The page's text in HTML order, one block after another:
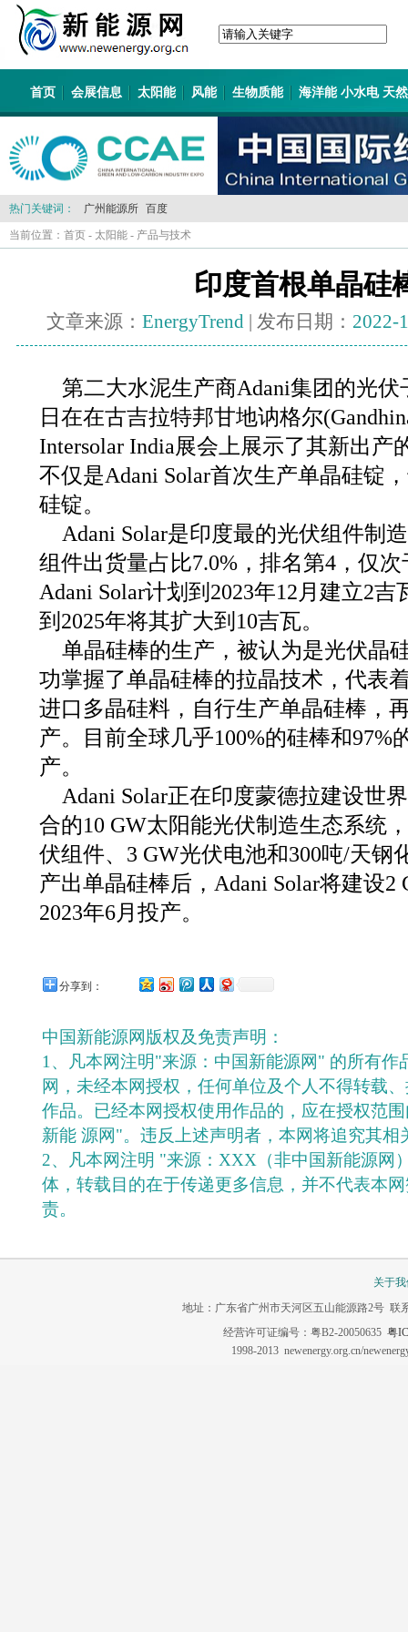
首页 会展信息 太阳能 风能 生物质能 海洋能 小水电 天
热门关键词： 广州能源所 百度
当前位置： 首页 - 太阳能 - 产品与技术
印度首根单晶硅
文章来源： EnergyTrend | 发布日期： 2022-
第二大水泥生产商Adani集团的光伏
日在在古吉拉特邦甘地讷格尔
Intersolar India展会上展示了其新出产
不仅是Adani Solar首次生产单晶硅锭
硅锭。
Adani Solar是印度最的光伏组件制
组件出货量占比7.0%，排名第4，仅
Adani Solar计划到2023年12月建立2
到2025年将其扩大到10吉瓦。
单晶硅棒的生产，被认为是光伏晶
功掌握了单晶硅棒的拉晶技术，代表
进口多晶硅料，自行生产单晶硅棒，
产。目前全球几乎100%的硅棒和97%
产。
Adani Solar正在印度蒙德拉建设世
合的10 GW太阳能光伏制造生态系统
伏组件、3 GW光伏电池和300吨/天钢
产出单晶硅棒后，Adani Solar将建设
2023年6月投产。
分享到：
中国新能源网版权及免责声明：
1、凡本网注明"来源：中国新能源网" 的所有作
网，未经本网授权，任何单位及个人不得转载
作品。已经本网授权使用作品的，应在授权范
新能 源网"。违反上述声明者，本网将追究其相
2、凡本网注明 "来源：XXX（非中国新能源网
体，转载目的在于传递更多信息，并不代表本
责。
关于
地址：广东省广州市天河区五山能源路2号 联
经营许可证编号：粤B2-20050635 粤
1998-2013 newenergy.org.cn/